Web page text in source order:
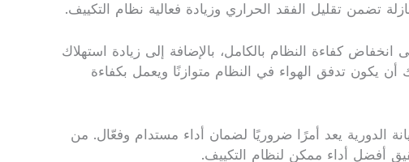
تضمن تقليل الفقد الحراري وزيادة فعالية نظام التكييف.
كفاءة النظام بالكامل، بالإضافة إلى زيادة استهلاك
يكون تدفق الهواء في النظام متوازنًا ويعمل بكفاءة
الدورية يعد أمرًا ضروريًا لضمان أداء مستدام وفعّال. من
أفضل أداء ممكن لنظام التكييف.